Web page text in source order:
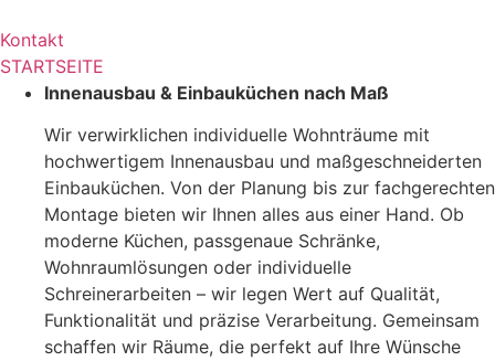
Kontakt
STARTSEITE
Innenausbau & Einbauküchen nach Maß
Wir verwirklichen individuelle Wohnträume mit
hochwertigem Innenausbau und maßgeschneiderten
Einbauküchen. Von der Planung bis zur fachgerechten
Montage bieten wir Ihnen alles aus einer Hand. Ob
moderne Küchen, passgenaue Schränke,
Wohnraumlösungen oder individuelle
Schreinerarbeiten – wir legen Wert auf Qualität,
Funktionalität und präzise Verarbeitung. Gemeinsam
schaffen wir Räume, die perfekt auf Ihre Wünsche